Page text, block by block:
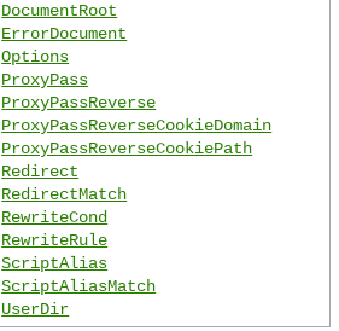
DocumentRoot
ErrorDocument
Options
ProxyPass
ProxyPassReverse
ProxyPassReverseCookieDomain
ProxyPassReverseCookiePath
Redirect
RedirectMatch
RewriteCond
RewriteRule
ScriptAlias
ScriptAliasMatch
UserDir